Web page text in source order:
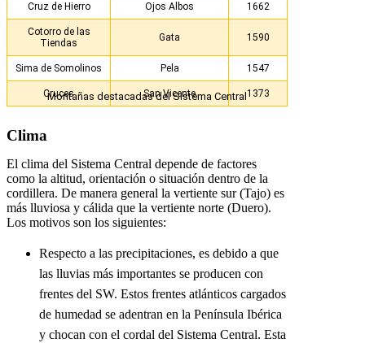
Cruz de Hierro Ojos Albos 1662
Cotorro de las
Tiendas
Gata 1590
Sima de Somolinos Pela 1547
Cruces San Vicente 1373
Montañas destacadas del Sistema Central
Clima
El clima del Sistema Central depende de factores
como la altitud, orientación o situación dentro de la
cordillera. De manera general la vertiente sur (Tajo) es
más lluviosa y cálida que la vertiente norte (Duero).
Los motivos son los siguientes:
Respecto a las precipitaciones, es debido a que
las lluvias más importantes se producen con
frentes del SW. Estos frentes atlánticos cargados
de humedad se adentran en la Península Ibérica
y chocan con el cordal del Sistema Central. Esta